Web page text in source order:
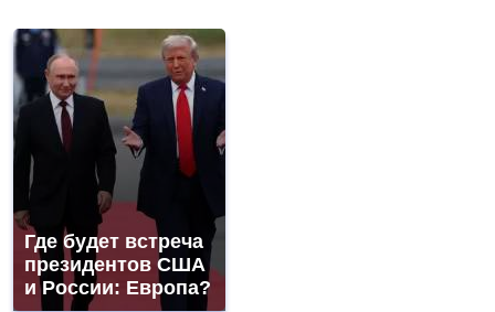
Где будет встреча
президентов США
и России: Европа?